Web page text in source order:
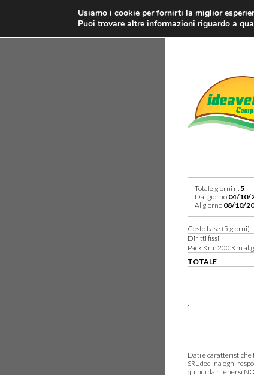
Totale giorni n. 5
Dal giorno 04/10/
Al giorno 08/10/
Costo base (5 giorni)
Diritti fissi
Pack Km: 200 Km al
TOTALE
.
Dati e caratteristiche
SRL declina ogni
quindi da ritenersi
Usiamo i cookie per fornirti la miglior
Puoi trovare altre informazioni riguardo a